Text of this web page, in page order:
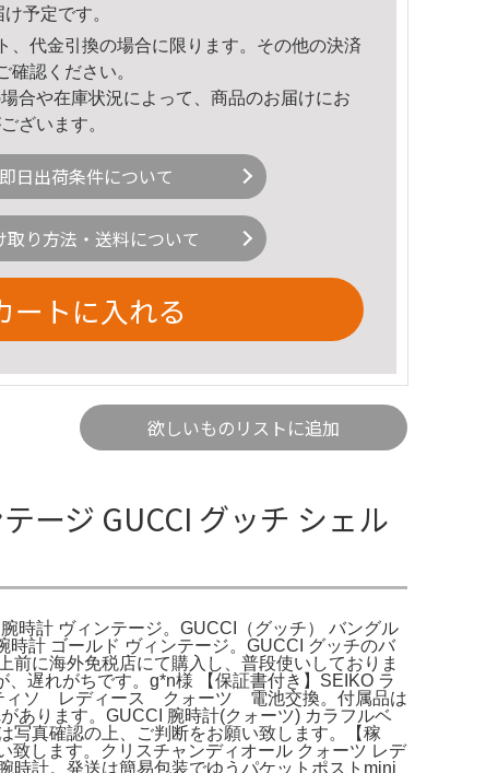
予定です。
、代金引換の場合に限ります。その他の決済
確認ください。
合や在庫状況によって、商品のお届けにお
ざいます。
即日出荷条件について
取り方法・送料について
ートに入れる
欲しいものリストに追加
ージ GUCCI グッチ シェル
時計 ヴィンテージ。GUCCI（グッチ） バングル
計 ゴールド ヴィンテージ。GUCCI グッチのバ
に海外免税店にて購入し、普段使いしておりま
遅れがちです。g*n様 【保証書付き】SEIKO ラ
ィソ レディース クォーツ 電池交換。付属品は
あります。GUCCI 腕時計(クォーツ) カラフルベ
写真確認の上、ご判断をお願い致します。【稼
します。クリスチャンディオール クォーツ レデ
時計。発送は簡易包装でゆうパケットポストmini